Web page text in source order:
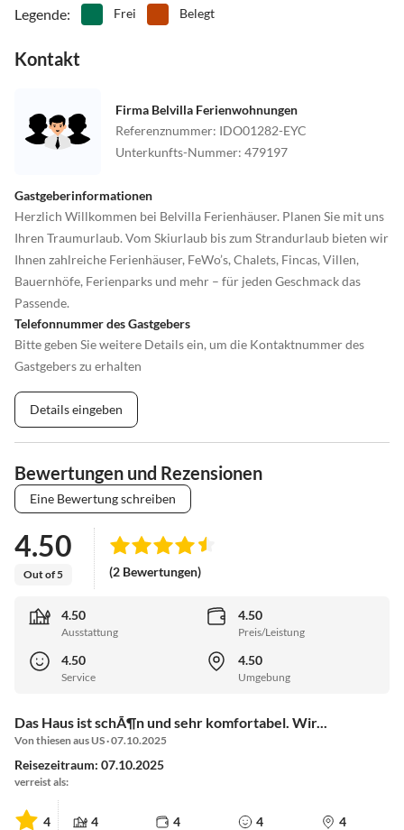
Legende: Frei Belegt
Kontakt
Firma Belvilla Ferienwohnungen
Referenznummer: IDO01282-EYC
Unterkunfts-Nummer: 479197
Gastgeberinformationen
Herzlich Willkommen bei Belvilla Ferienhäuser. Planen Sie mit uns
Ihren Traumurlaub. Vom Skiurlaub bis zum Strandurlaub bieten wir
Ihnen zahlreiche Ferienhäuser, FeWo’s, Chalets, Fincas, Villen,
Bauernhöfe, Ferienparks und mehr – für jeden Geschmack das
Passende.
Telefonnummer des Gastgebers
Bitte geben Sie weitere Details ein, um die Kontaktnummer des
Gastgebers zu erhalten
Details eingeben
Bewertungen und Rezensionen
Eine Bewertung schreiben
4.50
Out of 5 (2 Bewertungen)
4.50
Ausstattung
4.50
Preis/Leistung
4.50
Service
4.50
Umgebung
Das Haus ist schÃ¶n und sehr komfortabel. Wir...
Von thiesen aus US · 07.10.2025
Reisezeitraum: 07.10.2025
verreist als:
4 4 4 4 4